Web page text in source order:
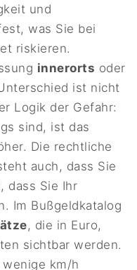
und
was Sie bei
riskieren.
innerorts oder
ist nicht
Logik der Gefahr:
sind, ist das
Die rechtliche
auch, dass Sie
dass Sie Ihr
Im Bußgeldkatalog
, die in Euro,
sichtbar werden.
km/h